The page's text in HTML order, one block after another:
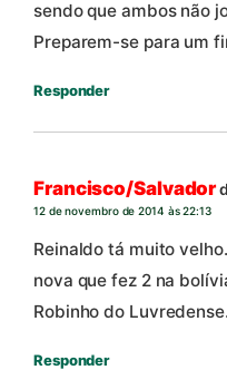
sendo que ambos não
Preparem-se para um
Responder
Francisco/Salvador
12 de novembro de 2014 às 22:13
Reinaldo tá muito
nova que fez 2 na
Robinho do Luvredense.
Responder